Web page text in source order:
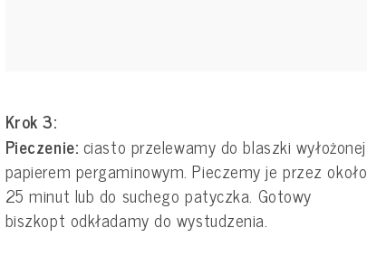
Krok 3:
Pieczenie: ciasto przelewamy do blaszki wyłożonej
papierem pergaminowym. Pieczemy je przez około
25 minut lub do suchego patyczka. Gotowy
biszkopt odkładamy do wystudzenia.